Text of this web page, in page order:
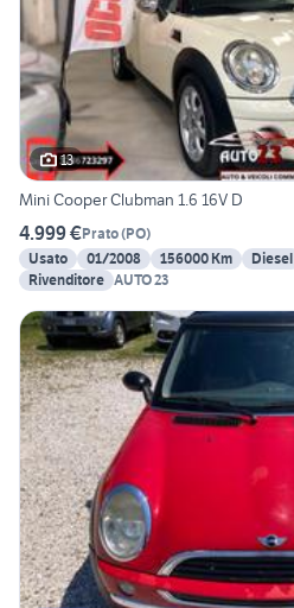
13
Mini Cooper Clubman 1.6 16V D
4.999 €Prato(PO)
Usato
01/2008 156000 Km Diesel
Rivenditore AUTO 23